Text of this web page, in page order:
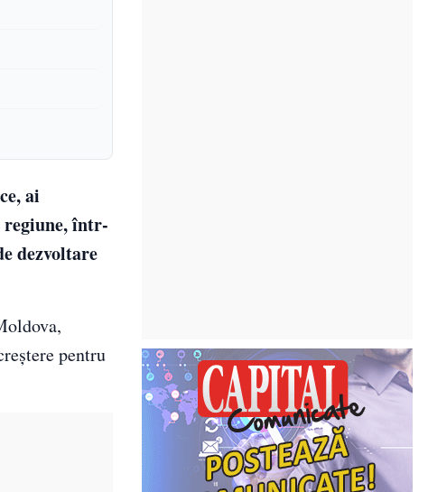
ai
regiune, într-
dezvoltare
pentru